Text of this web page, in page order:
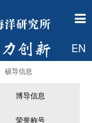
EN

硕导信息
博导信息
荣誉称号